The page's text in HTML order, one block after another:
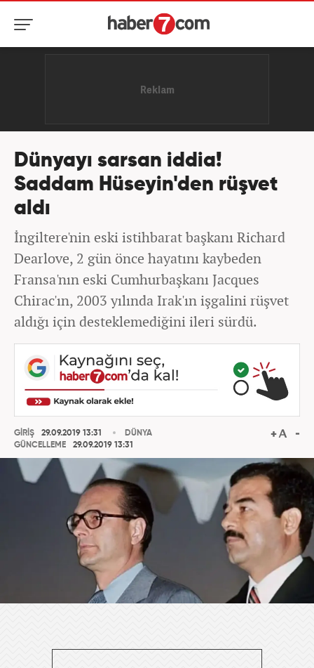
Dünyayı sarsan iddia!
Saddam Hüseyin'den rüşvet
aldı
İngiltere'nin eski istihbarat başkanı Richard
Dearlove, 2 gün önce hayatını kaybeden
Fransa'nın eski Cumhurbaşkanı Jacques
Chirac'ın, 2003 yılında Irak'ın işgalini rüşvet
aldığı için desteklemediğini ileri sürdü.
GİRİŞ
29.09.2019 13:31
GÜNCELLEME
29.09.2019 13:31
DÜNYA